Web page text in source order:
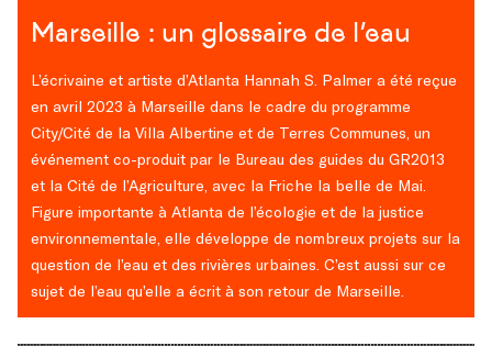
Marseille : un glossaire de l’eau
L’écrivaine et artiste d’Atlanta Hannah S. Palmer a été reçue
en avril 2023 à Marseille dans le cadre du programme
City/Cité de la Villa Albertine et de Terres Communes, un
événement co-produit par le Bureau des guides du GR2013
et la Cité de l’Agriculture, avec la Friche la belle de Mai.
Figure importante à Atlanta de l’écologie et de la justice
environnementale, elle développe de nombreux projets sur la
question de l’eau et des rivières urbaines. C’est aussi sur ce
sujet de l’eau qu’elle a écrit à son retour de Marseille.